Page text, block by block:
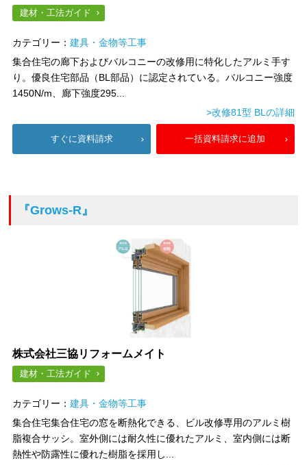
建材・工法ガイド
カテゴリー：建具・金物等工事
集合住宅の廊下およびバルコニーの改修用に特化したアルミ手す
り。優良住宅部品（BL部品）に認定されている。バルコニー強度
1450N/m、廊下強度295...
>改修81型 BLの詳細
すぐに資料請求 一括資料請求に追加
『Grows-R』
株式会社三協リフォームメイト
建材・工法ガイド
カテゴリー：建具・金物等工事
集合住宅集合住宅の窓を断熱化できる、ビル改修専用のアルミ樹
脂複合サッシ。室外側には耐久性に優れたアルミ、室内側には断
熱性や防露性に優れた樹脂を採用し...